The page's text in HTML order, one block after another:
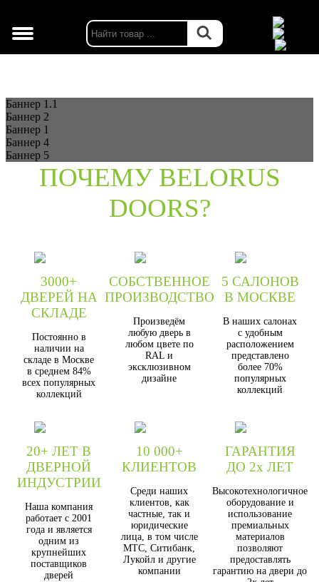
Баннер 1.1
Баннер 2
Баннер 1
Баннер 4
Баннер 5
ПОЧЕМУ BELORUS
DOORS?
3000+
ДВЕРЕЙ НА
СКЛАДЕ
Постоянно в
наличии на
складе в Москве
в среднем 84%
всех популярных
коллекций
СОБСТВЕННОЕ
ПРОИЗВОДСТВО
Произведём
любую дверь в
любом цвете по
RAL и
эксклюзивном
дизайне
5 САЛОНОВ
В МОСКВЕ
В наших салонах
с удобным
расположением
представлено
более 70%
популярных
коллекций
20+ ЛЕТ В
ДВЕРНОЙ
ИНДУСТРИИ
Наша компания
работает с 2001
года и является
одним из
крупнейших
поставщиков
дверей
10 000+
КЛИЕНТОВ
Среди наших
клиентов, как
частные, так и
юридические
лица, в том числе
МТС, Ситибанк,
Лукойл и другие
компании
ГАРАНТИЯ
ДО 2х ЛЕТ
Высокотехнологичное
оборудование и
использование
премиальных
материалов
позволяют
предоставлять
гарантию на двери до